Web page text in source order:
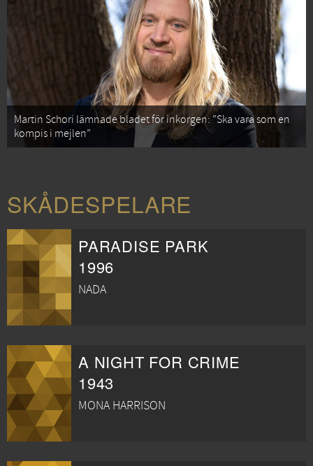
Martin Schori lämnade bladet för inkorgen: ”Ska vara som en
kompis i mejlen”
SKÅDESPELARE
PARADISE PARK
1996
NADA
A NIGHT FOR CRIME
1943
MONA HARRISON